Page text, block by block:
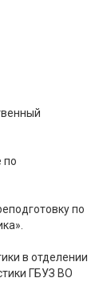
по
по
в отделении
ГБУЗ ВО